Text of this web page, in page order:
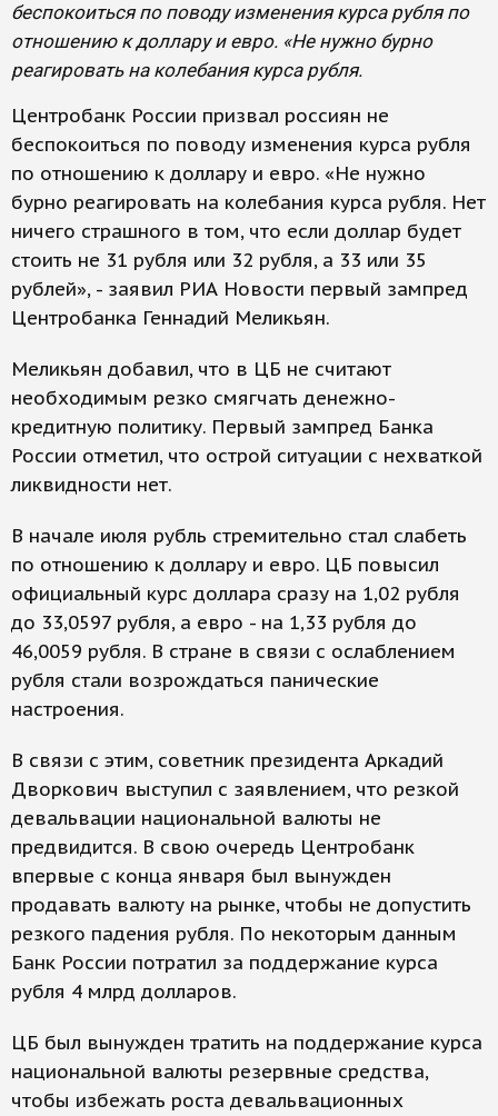
беспокоиться по поводу изменения курса рубля по
отношению к доллару и евро. «Не нужно бурно
реагировать на колебания курса рубля.
Центробанк России призвал россиян не
беспокоиться по поводу изменения курса рубля
по отношению к доллару и евро. «Не нужно
бурно реагировать на колебания курса рубля. Нет
ничего страшного в том, что если доллар будет
стоить не 31 рубля или 32 рубля, а 33 или 35
рублей», - заявил РИА Новости первый зампред
Центробанка Геннадий Меликьян.
Меликьян добавил, что в ЦБ не считают
необходимым резко смягчать денежно-
кредитную политику. Первый зампред Банка
России отметил, что острой ситуации с нехваткой
ликвидности нет.
В начале июля рубль стремительно стал слабеть
по отношению к доллару и евро. ЦБ повысил
официальный курс доллара сразу на 1,02 рубля
до 33,0597 рубля, а евро - на 1,33 рубля до
46,0059 рубля. В стране в связи с ослаблением
рубля стали возрождаться панические
настроения.
В связи с этим, советник президента Аркадий
Дворкович выступил с заявлением, что резкой
девальвации национальной валюты не
предвидится. В свою очередь Центробанк
впервые с конца января был вынужден
продавать валюту на рынке, чтобы не допустить
резкого падения рубля. По некоторым данным
Банк России потратил за поддержание курса
рубля 4 млрд долларов.
ЦБ был вынужден тратить на поддержание курса
национальной валюты резервные средства,
чтобы избежать роста девальвационных